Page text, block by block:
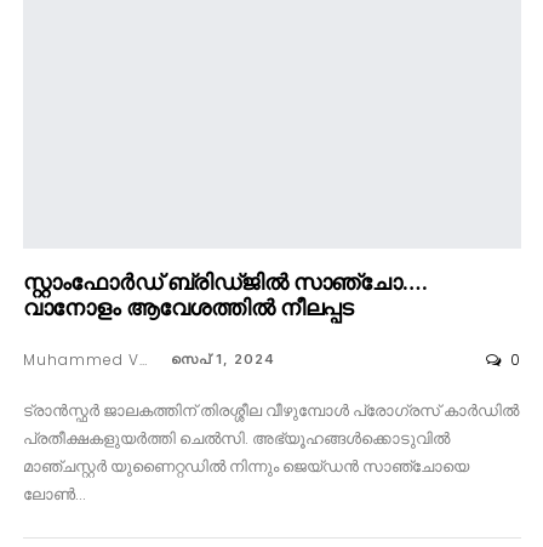
സ്റ്റാംഫോർഡ് ബ്രിഡ്ജിൽ സാഞ്ചോ….
വാനോളം ആവേശത്തിൽ നീലപ്പട
Muhammed Vaseem സെപ് 1, 2024 0
ട്രാൻസ്ഫർ ജാലകത്തിന് തിരശ്ശീല വീഴുമ്പോൾ പ്രോഗ്രസ് കാർഡിൽ
പ്രതീക്ഷകളുയർത്തി ചെൽസി. അഭ്യൂഹങ്ങൾക്കൊടുവിൽ
മാഞ്ചസ്റ്റർ യുണൈറ്റഡിൽ നിന്നും ജെയ്ഡൻ സാഞ്ചോയെ
ലോൺ…